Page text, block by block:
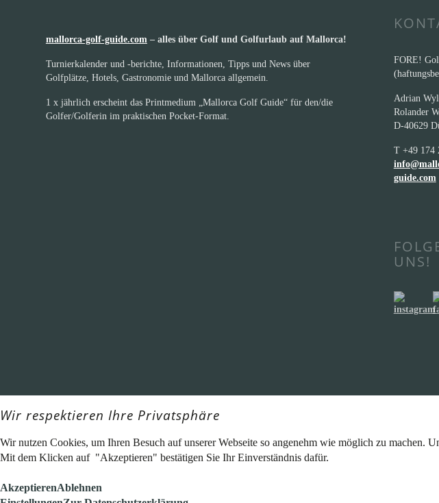
mallorca-golf-guide.com – alles über Golf und Golfurlaub auf Mallorca!
Turnierkalender und -berichte, Informationen, Tipps und News über
Golfplätze, Hotels, Gastronomie und Mallorca allgemein.
1 x jährlich erscheint das Printmedium „Mallorca Golf Guide“ für den/die
Golfer/Golferin im praktischen Pocket-Format.
FORE!
Adrian
Rolander
D-40629
T +49 174
guide.com
UNS!
Wir respektieren Ihre Privatsphäre
Wir nutzen Cookies, um Ihren Besuch auf unserer Webseite so angenehm wie möglich zu machen.
Mit dem Klicken auf "Akzeptieren" bestätigen Sie Ihr Einverständnis dafür.
AkzeptierenAblehnen